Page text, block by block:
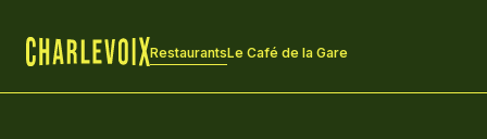
RestaurantsLe Café de la Gare